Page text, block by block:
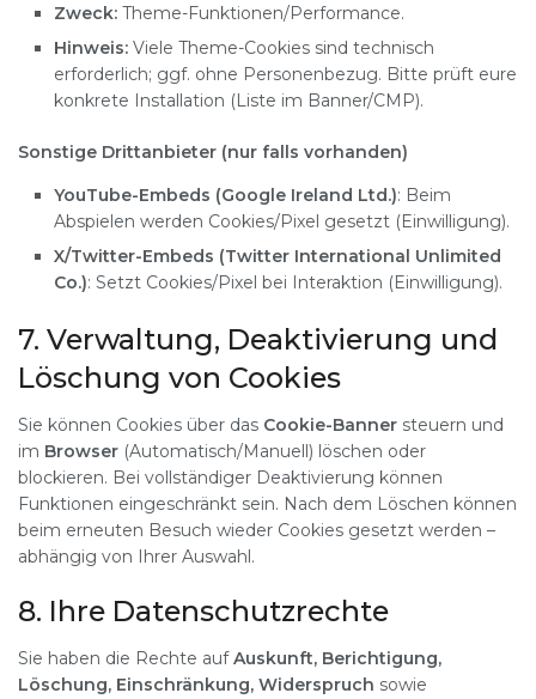
Zweck: Theme-Funktionen/Performance.
Hinweis: Viele Theme-Cookies sind technisch
erforderlich; ggf. ohne Personenbezug. Bitte prüft eure
konkrete Installation (Liste im Banner/CMP).
Sonstige Drittanbieter (nur falls vorhanden)
YouTube-Embeds (Google Ireland Ltd.): Beim
Abspielen werden Cookies/Pixel gesetzt (Einwilligung).
X/Twitter-Embeds (Twitter International Unlimited
Co.): Setzt Cookies/Pixel bei Interaktion (Einwilligung).
7. Verwaltung, Deaktivierung und
Löschung von Cookies
Sie können Cookies über das Cookie-Banner steuern und
im Browser (Automatisch/Manuell) löschen oder
blockieren. Bei vollständiger Deaktivierung können
Funktionen eingeschränkt sein. Nach dem Löschen können
beim erneuten Besuch wieder Cookies gesetzt werden –
abhängig von Ihrer Auswahl.
8. Ihre Datenschutzrechte
Sie haben die Rechte aufAuskunft, Berichtigung,
Löschung, Einschränkung, Widerspruch sowie